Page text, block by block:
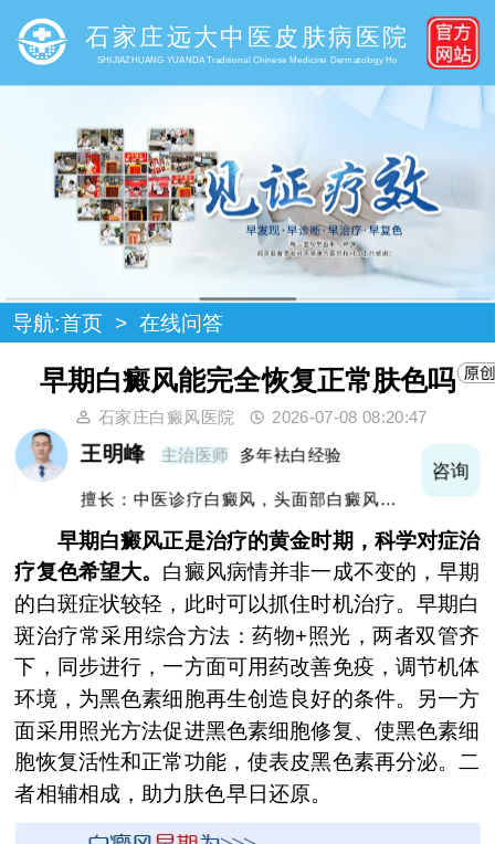
石家庄远大中医皮肤病医院
SHIJIAZHUANG YUANDA Traditional Chinese Medicine Dermatology Ho
导航:首页 > 在线问答
早期白癜风能完全恢复正常肤色吗
石家庄白癜风医院 2026-07-08 08:20:47
王明峰 主治医师 多年袪白经验
擅长：中医诊疗白癜风，头面部白癜风，青
咨询
早期白癜风正是治疗的黄金时期，科学对症治
疗复色希望大。 白癜风病情并非一成不变的，早期
的白斑症状较轻，此时可以抓住时机治疗。早期白
斑治疗常采用综合方法：药物+照光，两者双管齐
下，同步进行，一方面可用药改善免疫，调节机体
环境，为黑色素细胞再生创造良好的条件。另一方
面采用照光方法促进黑色素细胞修复、使黑色素细
胞恢复活性和正常功能，使表皮黑色素再分泌。二
者相辅相成，助力肤色早日还原。